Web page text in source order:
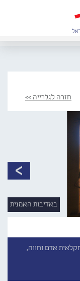
חזרה לגלרייה >>
באדיבות האמנית
אדם וחווה,